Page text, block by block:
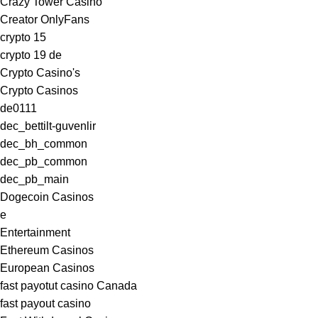
Creator OnlyFans
crypto 15
crypto 19 de
Crypto Casino's
Crypto Casinos
de0111
dec_bettilt-guvenlir
dec_bh_common
dec_pb_common
dec_pb_main
Dogecoin Casinos
e
Entertainment
Ethereum Casinos
European Casinos
fast payotut casino Canada
fast payout casino